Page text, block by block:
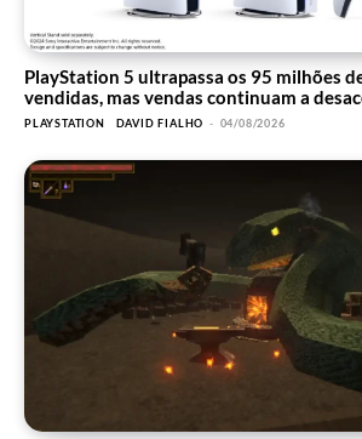
PlayStation 5 ultrapassa os 95 milhões
vendidas, mas vendas continuam a
PLAYSTATION DAVID FIALHO - 04/08/2026